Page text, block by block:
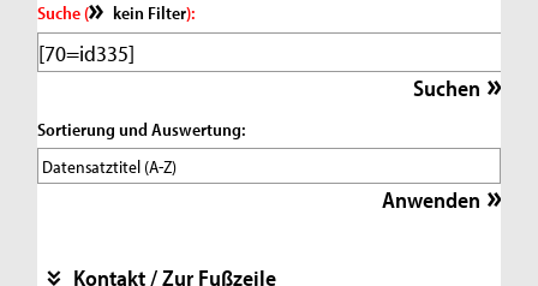
Suche ( kein Filter):
Sortierung und Auswertung:
Kontakt / Zur Fußzeile